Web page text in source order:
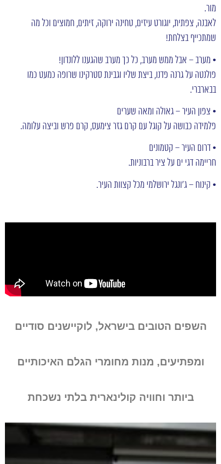
מור.
לאבנה, צפתית, יוגורט עיזים, טחינה ירוקה, זיתים, חמוצים וכל מה
שמתכייף בצלחת!
• מערב – אבל ממש מערב, כל כך מערב שהגענו ללונדון!
פולנטה על גרנה פדנו, ביצת שליו וגבינת סטרקינו שרופה כמעט כמו
בבארברי.
• צפון העיר – גאולה ומאה שערים
פלמידה כבושה על קוגל עם קרם גזר צימעס, קרם פרש וביצה עלומה.
• דרום העיר – קטמונים
חריימה דגי ים על ציר ברבוניות.
• קינוח – ג’ונגל ירושלמי מכל קצוות העיר.
השפים הטובים בישראל, לוקיישנים סודיים
ומפתיעים, מנות מחומרי הגלם האיכותיים
ביותר וחוויה קולינארית בלתי נשכחת